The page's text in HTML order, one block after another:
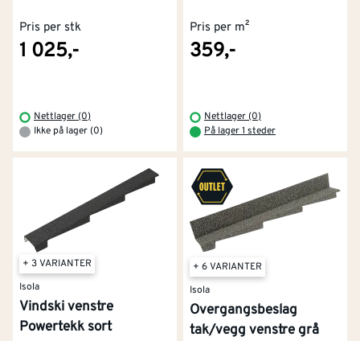
Pris per stk
1 025,-
Nettlager (0)
Ikke på lager (0)
Pris per m²
359,-
Nettlager (0)
På lager 1 steder
+ 3 VARIANTER
Isola
Vindski venstre
Powertekk sort
+ 6 VARIANTER
Isola
Overgangsbeslag
tak/vegg venstre grå